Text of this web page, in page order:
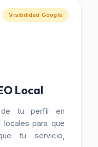
Visibilidad Google
Local
de tu perfil en
locales para que
tu servicio,